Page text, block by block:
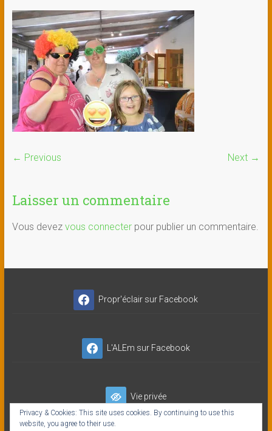
← Previous Next →
Laisser un commentaire
Vous devez vous connecterpour publier un commentaire.
Propr'éclair sur Facebook
L'ALEm sur Facebook
Vie privée
Privacy & Cookies: This site uses cookies. By continuing to use this
website, you agree to their use.